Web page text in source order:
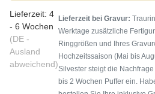
Lieferzeit: 4
- 6 Wochen
(DE -
Ausland
abweichend)
Lieferzeit bei Gravur:
Werktage zusätzliche
Ringgrößen und Ihres
Hochzeitssaison (Mai bis
Silvester steigt die
bis 2 Wochen Puffer ein.